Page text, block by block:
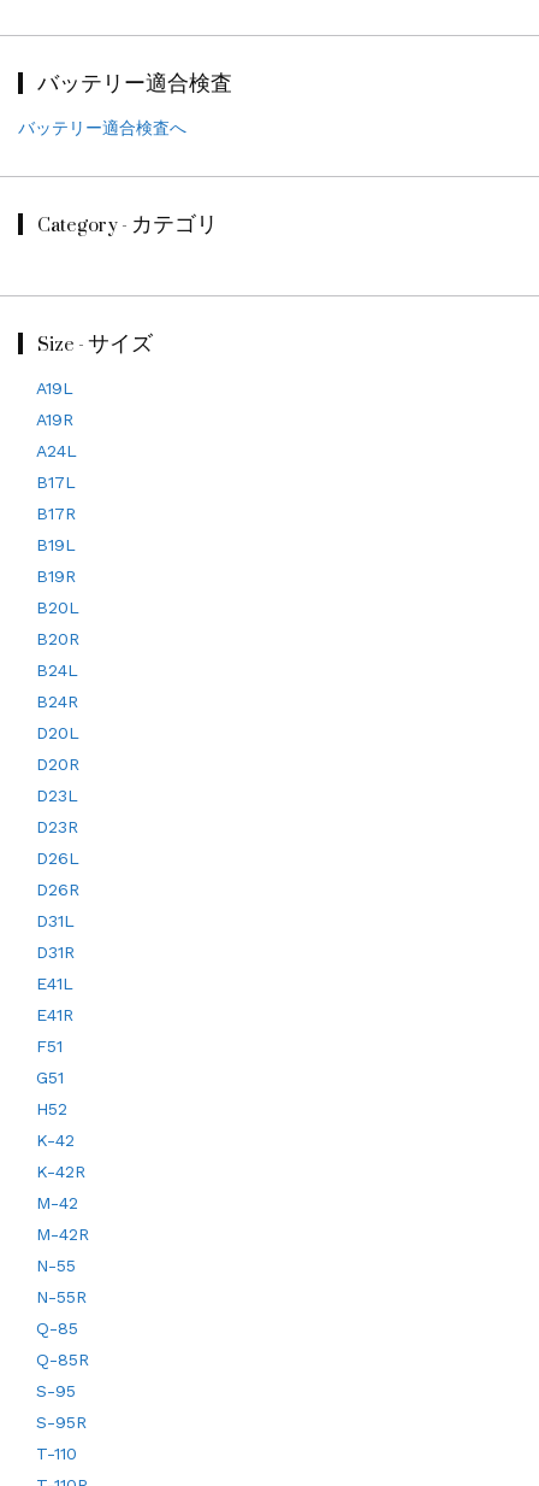
バッテリー適合検査
バッテリー適合検査へ
Category - カテゴリ
Size - サイズ
A19L
A19R
A24L
B17L
B17R
B19L
B19R
B20L
B20R
B24L
B24R
D20L
D20R
D23L
D23R
D26L
D26R
D31L
D31R
E41L
E41R
F51
G51
H52
K-42
K-42R
M-42
M-42R
N-55
N-55R
Q-85
Q-85R
S-95
S-95R
T-110